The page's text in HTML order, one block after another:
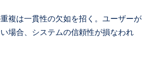
複は一貫性の欠如を招く。ユーザーが
場合、システムの信頼性が損なわれ